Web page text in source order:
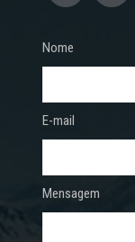
Nome
E-mail
Mensagem